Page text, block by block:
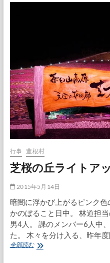
行事 豊根村
芝桜の丘ライトア
2015年5月14日
暗闇に浮かび上がるピンク
かのぼること日中。 林道担
男4人。 課のメンバー6人中
た。 木々を分け入る、昨年
全部読む芝